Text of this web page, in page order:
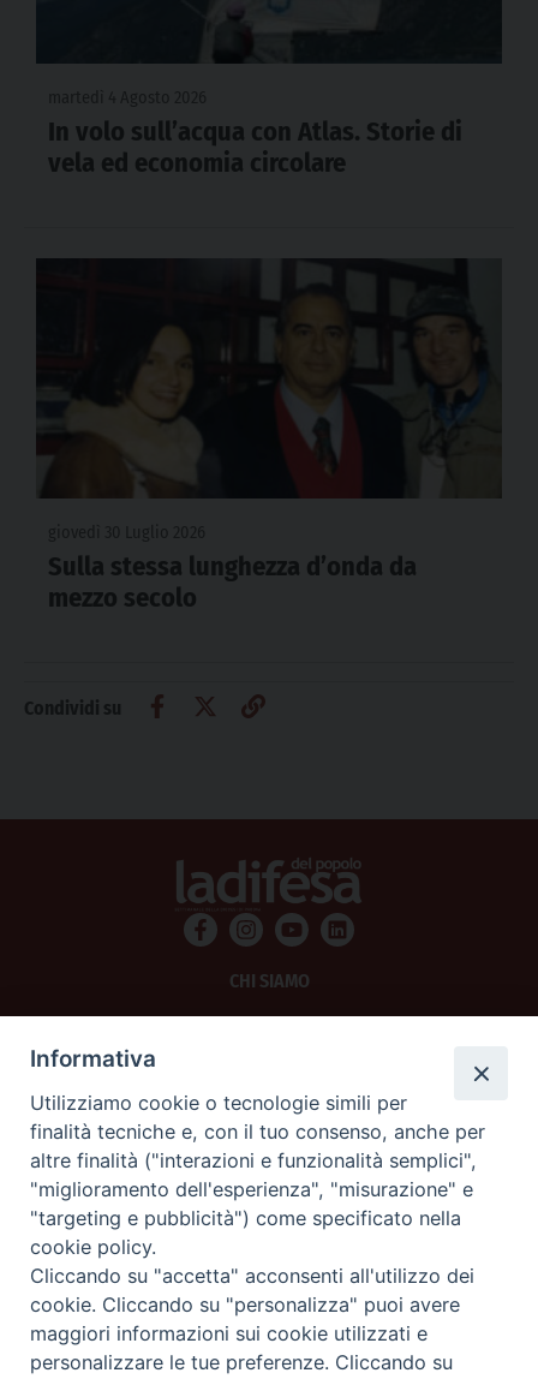
In volo sull’acqua con Atlas. Storie di
vela ed economia circolare
Sulla stessa lunghezza d’onda da
mezzo secolo
Condividi su
CHI SIAMO
SCRIVICI
La Difesa srl - P.iva 05125420280
La Difesa del Popolo percepisce i contributi pubblici all'editoria.
La Difesa del Popolo, tramite la Fisc (Federazione Italiana Settimanali Cattolici)
ha aderito allo IAP (Istituto dell'Autodisciplina Pubblicitaria) accettando il Codice
di Autodisciplina della Comunicazione Commerciale.
La Difesa del Popolo è una testata registrata presso il Tribunale di Padova
decreto del 15 giugno 1950 al n. 37 del registro periodici.
Informativa
Utilizziamo cookie o tecnologie simili per
finalità tecniche e, con il tuo consenso, anche per
altre finalità ("interazioni e funzionalità semplici",
"miglioramento dell'esperienza", "misurazione" e
"targeting e pubblicità") come specificato nella
cookie policy.
Cliccando su "accetta" acconsenti all'utilizzo dei
cookie. Cliccando su "personalizza" puoi avere
maggiori informazioni sui cookie utilizzati e
personalizzare le tue preferenze. Cliccando su